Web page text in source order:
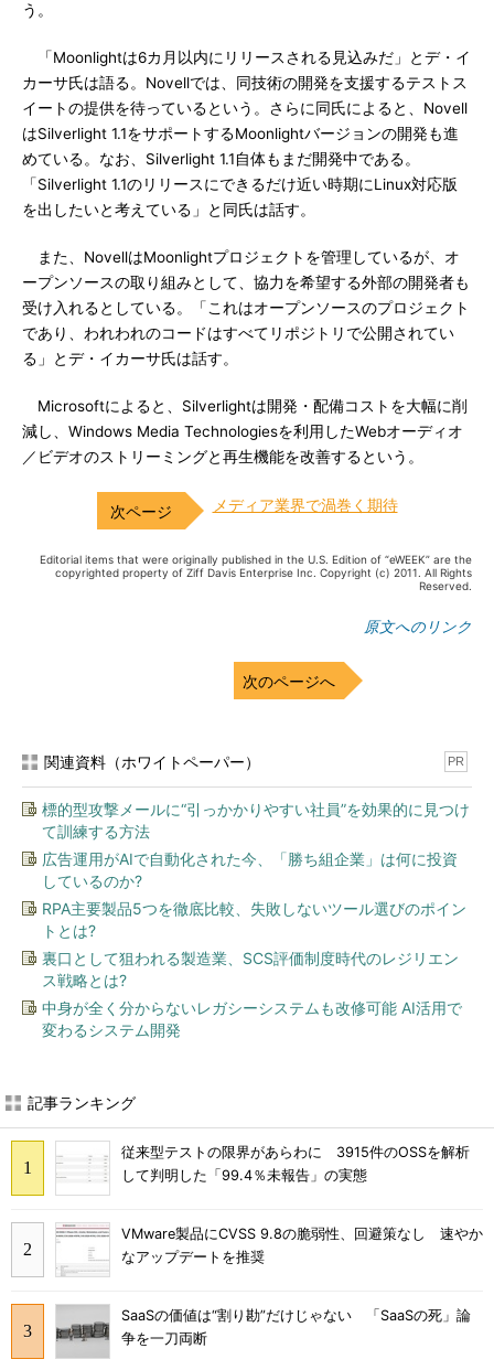
う。
「Moonlightは6カ月以内にリリースされる見込みだ」とデ・イ
カーサ氏は語る。Novellでは、同技術の開発を支援するテストス
イートの提供を待っているという。さらに同氏によると、Novell
はSilverlight 1.1をサポートするMoonlightバージョンの開発も進
めている。なお、Silverlight 1.1自体もまだ開発中である。
「Silverlight 1.1のリリースにできるだけ近い時期にLinux対応版
を出したいと考えている」と同氏は話す。
また、NovellはMoonlightプロジェクトを管理しているが、オ
ープンソースの取り組みとして、協力を希望する外部の開発者も
受け入れるとしている。「これはオープンソースのプロジェクト
であり、われわれのコードはすべてリポジトリで公開されてい
る」とデ・イカーサ氏は話す。
Microsoftによると、Silverlightは開発・配備コストを大幅に削
減し、Windows Media Technologiesを利用したWebオーディオ
／ビデオのストリーミングと再生機能を改善するという。
メディア業界で渦巻く期待
Editorial items that were originally published in the U.S. Edition of “eWEEK” are the
copyrighted property of Ziff Davis Enterprise Inc. Copyright (c) 2011. All Rights
Reserved.
原文へのリンク
次のページへ
関連資料（ホワイトペーパー） PR
標的型攻撃メールに“引っかかりやすい社員”を効果的に見つけ
て訓練する方法
広告運用がAIで自動化された今、「勝ち組企業」は何に投資
しているのか?
RPA主要製品5つを徹底比較、失敗しないツール選びのポイン
トとは?
裏口として狙われる製造業、SCS評価制度時代のレジリエン
ス戦略とは?
中身が全く分からないレガシーシステムも改修可能 AI活用で
変わるシステム開発
記事ランキング
従来型テストの限界があらわに 3915件のOSSを解析
して判明した「99.4％未報告」の実態
VMware製品にCVSS 9.8の脆弱性、回避策なし 速やか
なアップデートを推奨
SaaSの価値は“割り勘”だけじゃない 「SaaSの死」論
争を一刀両断